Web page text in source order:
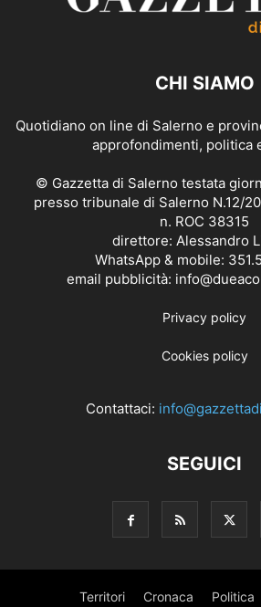
CHI SIAMO
Quotidiano on line di Salerno e
approfondimenti, politica
© Gazzetta di Salerno testata
presso tribunale di Salerno N.12/
n. ROC 38315
direttore: Alessandro
WhatsApp & mobile:
email pubblicità:
Privacy policy
Cookies policy
Contattaci:
SEGUICI
Territori Cronaca Politica